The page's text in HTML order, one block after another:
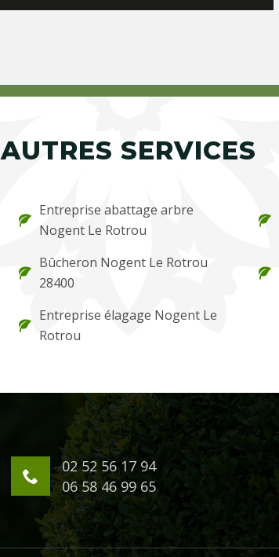
AUTRES SERVICES
Entreprise abattage arbre
Nogent Le Rotrou
Bûcheron Nogent Le Rotrou
28400
Entreprise élagage Nogent Le
Rotrou
02 52 56 17 94
06 58 46 99 65